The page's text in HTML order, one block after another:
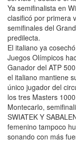
Ya semifinalista en
clasificó por primera
semifinales del
predilecta.
El italiano ya
Juegos Olímpicos
Ganador del ATP
el italiano mantiene
único jugador del
los tres Masters
Montecarlo,
SWIATEK Y
femenino tampoco
sonando con más